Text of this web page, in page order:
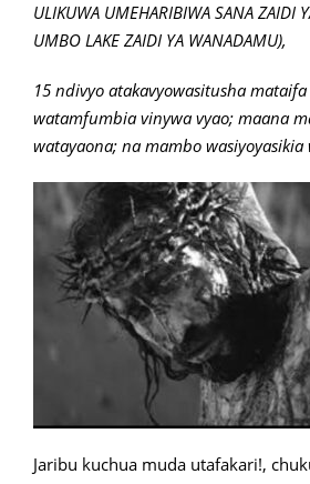
ULIKUWA UMEHARIBIWA SANA ZAIDI
UMBO LAKE ZAIDI YA WANADAMU),
15 ndivyo atakavyowasitusha
watamfumbia vinywa vyao; maana
watayaona; na mambo wasiyoyasikia
Jaribu kuchua muda utafakari!,